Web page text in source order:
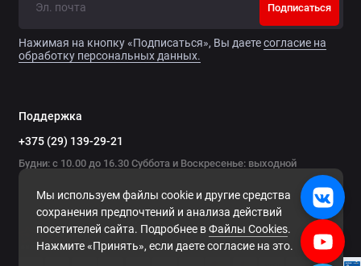
Мы используем файлы cookie и другие средства
сохранения предпочтений и анализа действий
посетителей сайта. Подробнее вФайлы Cookies.
Нажмите «Принять», если даете согласие на это.
Подписаться
Нажимая на кнопку «Подписаться», Вы даетесогласие на
обработку персональных данных.
Поддержка
+375 (29) 139-29-21
Будни: с 10.00 до 16.30 Суббота и Воскресенье: выходной